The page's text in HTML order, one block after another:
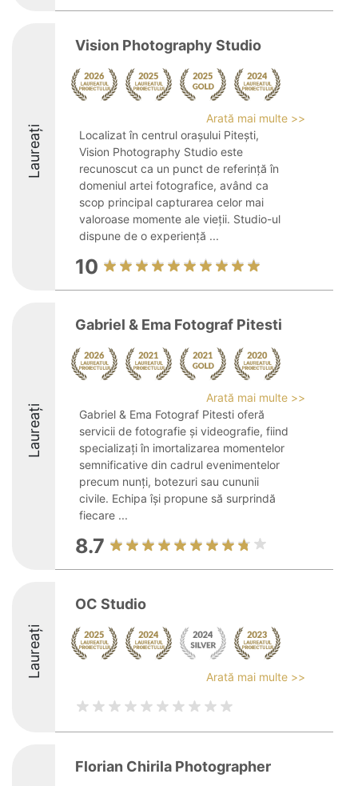
Laureați
Vision Photography Studio
Arată mai multe >>
Localizat în centrul orașului Pitești,
Vision Photography Studio este
recunoscut ca un punct de referință în
domeniul artei fotografice, având ca
scop principal capturarea celor mai
valoroase momente ale vieții. Studio-ul
dispune de o experiență ...
10
Laureați
Gabriel & Ema Fotograf Pitesti
Arată mai multe >>
Gabriel & Ema Fotograf Pitesti oferă
servicii de fotografie și videografie, fiind
specializați în imortalizarea momentelor
semnificative din cadrul evenimentelor
precum nunți, botezuri sau cununii
civile. Echipa își propune să surprindă
fiecare ...
8.7
Laureați
OC Studio
Arată mai multe >>
Florian Chirila Photographer